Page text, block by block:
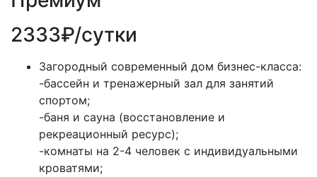
2333₽/сутки
Загородный современный дом бизнес-класса:
-бассейн и тренажерный зал для занятий
спортом;
-баня и сауна (восстановление и
рекреационный ресурс);
-комнаты на 2-4 человек с индивидуальными
кроватями;